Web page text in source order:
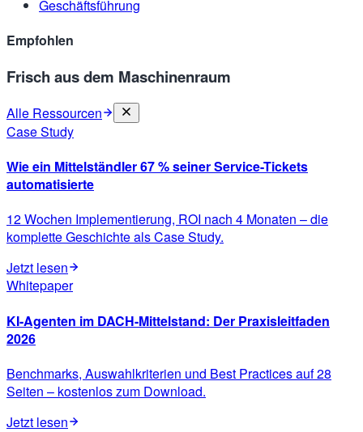
Geschäftsführung
Empfohlen
Frisch aus dem Maschinenraum
Alle Ressourcen
Case Study
Wie ein Mittelständler 67 % seiner Service-Tickets
automatisierte
12 Wochen Implementierung, ROI nach 4 Monaten – die
komplette Geschichte als Case Study.
Jetzt lesen
Whitepaper
KI-Agenten im DACH-Mittelstand: Der Praxisleitfaden
2026
Benchmarks, Auswahlkriterien und Best Practices auf 28
Seiten – kostenlos zum Download.
Jetzt lesen